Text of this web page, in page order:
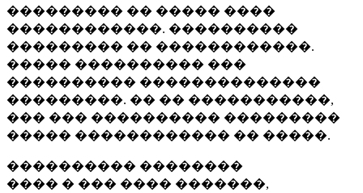
��������� �� ����� ����
������������. ����������
��������� �� ������������.
����� ���������� ���
���������� ��������������
���������. �� �� �����������,
��� ��� ���������� ���������
����� ������������ �� �����.
���������� ��������
���� � ��� ���� �������,